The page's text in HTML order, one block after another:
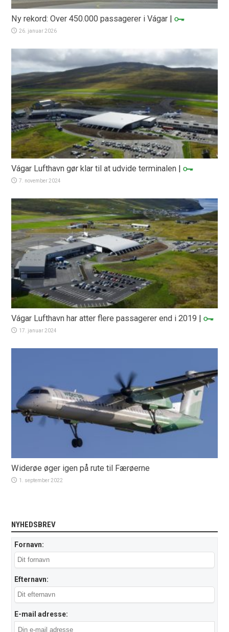
Ny rekord: Over 450.000 passagerer i Vágar |
26. januar 2026
Vágar Lufthavn gør klar til at udvide terminalen |
7. november 2024
Vágar Lufthavn har atter flere passagerer end i 2019 |
17. januar 2024
Widerøe øger igen på rute til Færøerne
1. september 2022
NYHEDSBREV
Fornavn:
Efternavn:
E-mail adresse: